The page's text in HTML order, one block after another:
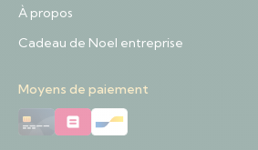
À propos
Cadeau de Noel entreprise
Moyens de paiement